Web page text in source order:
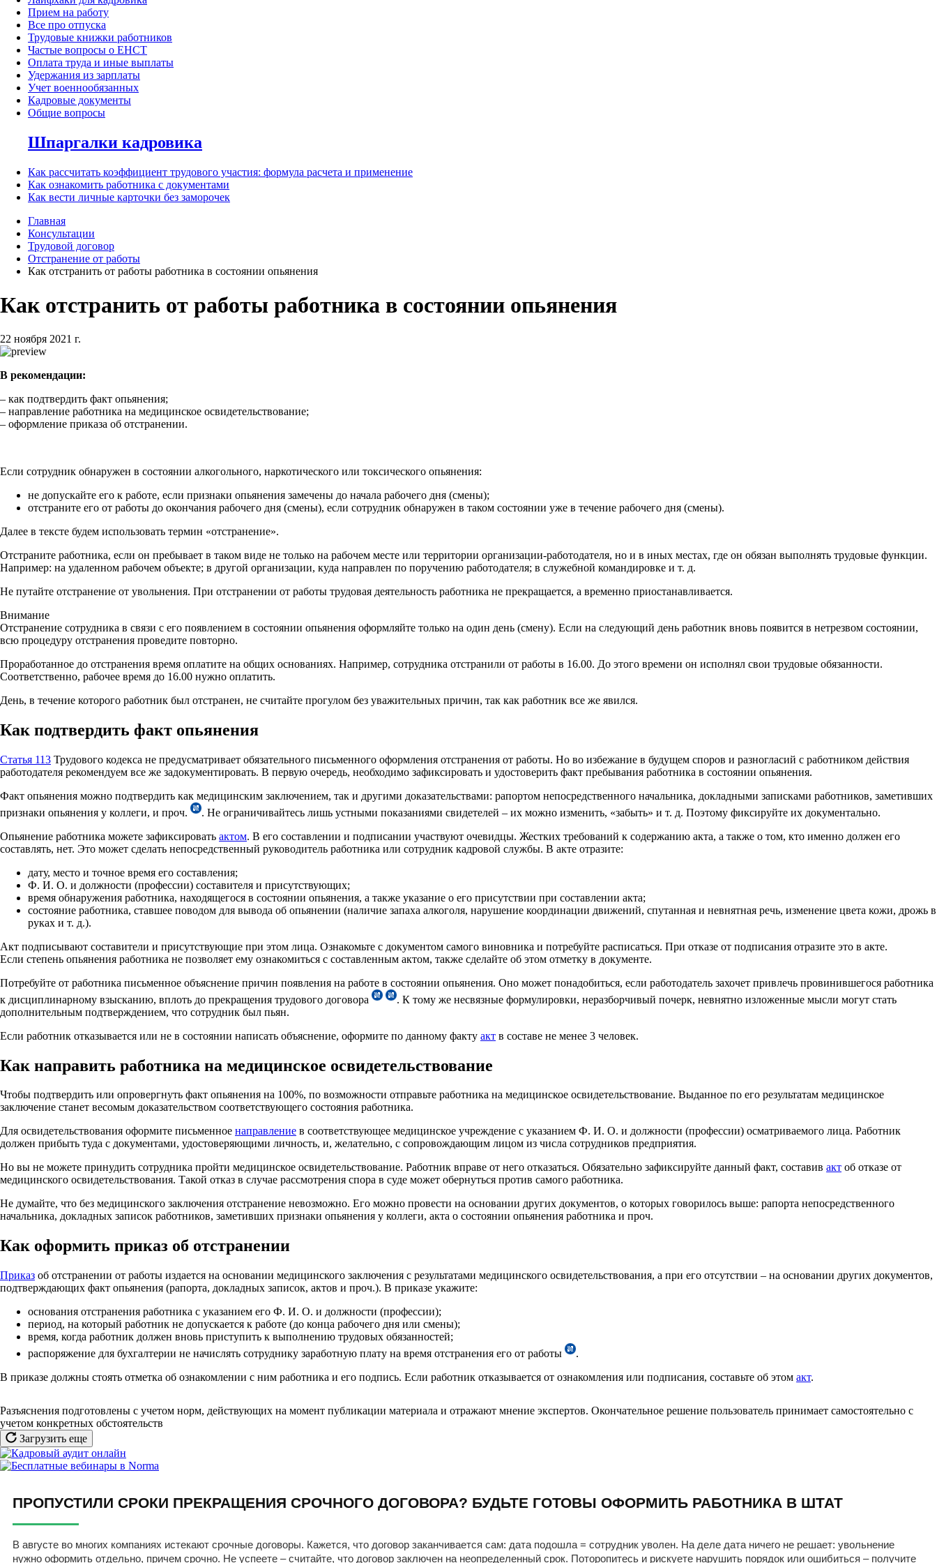
Прием на работу
Все про отпуска
Трудовые книжки работников
Частые вопросы о ЕНСТ
Оплата труда и иные выплаты
Удержания из зарплаты
Учет военнообязанных
Кадровые документы
Общие вопросы
Шпаргалки кадровика
Как рассчитать коэффициент трудового участия: формула расчета и применение
Как ознакомить работника с документами
Как вести личные карточки без заморочек
Главная
Консультации
Трудовой договор
Отстранение от работы
Как отстранить от работы работника в состоянии опьянения
Как отстранить от работы работника в состоянии опьянения
22 ноября 2021 г.
В рекомендации:
– как подтвердить факт опьянения;
– направление работника на медицинское освидетельствование;
– оформление приказа об отстранении.
Если сотрудник обнаружен в состоянии алкогольного, наркотического или токсического опьянения:
не допускайте его к работе, если признаки опьянения замечены до начала рабочего дня (смены);
отстраните его от работы до окончания рабочего дня (смены), если сотрудник обнаружен в таком состоянии уже в течение рабочего дня (смены).
Далее в тексте будем использовать термин «отстранение».
Отстраните работника, если он пребывает в таком виде не только на рабочем месте или территории организации-работодателя, но и в иных местах, где он обязан выполнять трудовые функции.
Например: на удаленном рабочем объекте; в другой организации, куда направлен по поручению работодателя; в служебной командировке и т. д.
Не путайте отстранение от увольнения. При отстранении от работы трудовая деятельность работника не прекращается, а временно приостанавливается.
Внимание
Отстранение сотрудника в связи с его появлением в состоянии опьянения оформляйте только на один день (смену). Если на следующий день работник вновь появится в нетрезвом состоянии,
всю процедуру отстранения проведите повторно.
Проработанное до отстранения время оплатите на общих основаниях. Например, сотрудника отстранили от работы в 16.00. До этого времени он исполнял свои трудовые обязанности.
Соответственно, рабочее время до 16.00 нужно оплатить.
День, в течение которого работник был отстранен, не считайте прогулом без уважительных причин, так как работник все же явился.
Как подтвердить факт опьянения
Статья 113 Трудового кодекса не предусматривает обязательного письменного оформления отстранения от работы. Но во избежание в будущем споров и разногласий с работником действия
работодателя рекомендуем все же задокументировать. В первую очередь, необходимо зафиксировать и удостоверить факт пребывания работника в состоянии опьянения.
Факт опьянения можно подтвердить как медицинским заключением, так и другими доказательствами: рапортом непосредственного начальника, докладными записками работников, заметивших
признаки опьянения у коллеги, и проч.
. Не ограничивайтесь лишь устными показаниями свидетелей – их можно изменить, «забыть» и т. д. Поэтому фиксируйте их документально.
Опьянение работника можете зафиксировать актом. В его составлении и подписании участвуют очевидцы. Жестких требований к содержанию акта, а также о том, кто именно должен его
составлять, нет. Это может сделать непосредственный руководитель работника или сотрудник кадровой службы. В акте отразите:
дату, место и точное время его составления;
Ф. И. О. и должности (профессии) составителя и присутствующих;
время обнаружения работника, находящегося в состоянии опьянения, а также указание о его присутствии при составлении акта;
состояние работника, ставшее поводом для вывода об опьянении (наличие запаха алкоголя, нарушение координации движений, спутанная и невнятная речь, изменение цвета кожи, дрожь в
руках и т. д.).
Акт подписывают составители и присутствующие при этом лица. Ознакомьте с документом самого виновника и потребуйте расписаться. При отказе от подписания отразите это в акте.
Если степень опьянения работника не позволяет ему ознакомиться с составленным актом, также сделайте об этом отметку в документе.
Потребуйте от работника письменное объяснение причин появления на работе в состоянии опьянения. Оно может понадобиться, если работодатель захочет привлечь провинившегося работника
к дисциплинарному взысканию, вплоть до прекращения трудового договора
. К тому же несвязные формулировки, неразборчивый почерк, невнятно изложенные мысли могут стать
дополнительным подтверждением, что сотрудник был пьян.
Если работник отказывается или не в состоянии написать объяснение, оформите по данному факту акт в составе не менее 3 человек.
Как направить работника на медицинское освидетельствование
Чтобы подтвердить или опровергнуть факт опьянения на 100%, по возможности отправьте работника на медицинское освидетельствование. Выданное по его результатам медицинское
заключение станет весомым доказательством соответствующего состояния работника.
Для освидетельствования оформите письменное направление в соответствующее медицинское учреждение с указанием Ф. И. О. и должности (профессии) осматриваемого лица. Работник
должен прибыть туда с документами, удостоверяющими личность, и, желательно, с сопровождающим лицом из числа сотрудников предприятия.
Но вы не можете принудить сотрудника пройти медицинское освидетельствование. Работник вправе от него отказаться. Обязательно зафиксируйте данный факт, составив акт об отказе от
медицинского освидетельствования. Такой отказ в случае рассмотрения спора в суде может обернуться против самого работника.
Не думайте, что без медицинского заключения отстранение невозможно. Его можно провести на основании других документов, о которых говорилось выше: рапорта непосредственного
начальника, докладных записок работников, заметивших признаки опьянения у коллеги, акта о состоянии опьянения работника и проч.
Как оформить приказ об отстранении
Приказ об отстранении от работы издается на основании медицинского заключения с результатами медицинского освидетельствования, а при его отсутствии – на основании других документов,
подтверждающих факт опьянения (рапорта, докладных записок, актов и проч.). В приказе укажите:
основания отстранения работника с указанием его Ф. И. О. и должности (профессии);
период, на который работник не допускается к работе (до конца рабочего дня или смены);
время, когда работник должен вновь приступить к выполнению трудовых обязанностей;
распоряжение для бухгалтерии не начислять сотруднику заработную плату на время отстранения его от работы
.
В приказе должны стоять отметка об ознакомлении с ним работника и его подпись. Если работник отказывается от ознакомления или подписания, составьте об этом акт.
Разъяснения подготовлены с учетом норм, действующих на момент публикации материала и отражают мнение экспертов. Окончательное решение пользователь принимает самостоятельно с
учетом конкретных обстоятельств
Загрузить еще
ПРОПУСТИЛИ СРОКИ ПРЕКРАЩЕНИЯ СРОЧНОГО ДОГОВОРА? БУДЬТЕ ГОТОВЫ ОФОРМИТЬ РАБОТНИКА В ШТАТ
В августе во многих компаниях истекают срочные договоры. Кажется, что договор заканчивается сам: дата подошла = сотрудник уволен. На деле дата ничего не решает: увольнение
нужно оформить отдельно, причем срочно. Не успеете – считайте, что договор заключен на неопределенный срок. Поторопитесь и рискуете нарушить порядок или ошибиться – получите